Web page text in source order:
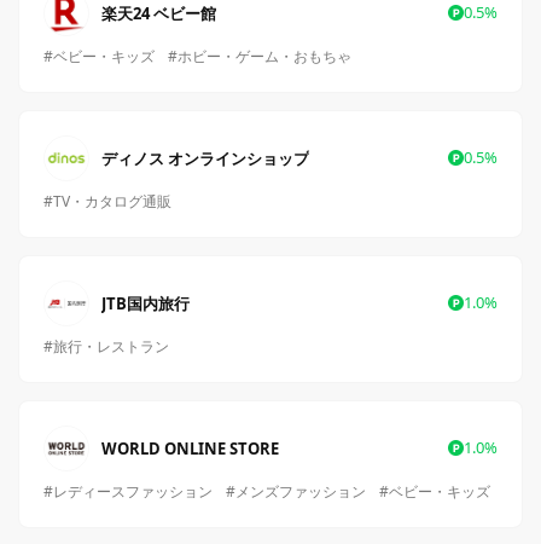
楽天24 ベビー館 0.5%
#ベビー・キッズ #ホビー・ゲーム・おもちゃ
ディノス オンラインショップ 0.5%
#TV・カタログ通販
JTB国内旅行 1.0%
#旅行・レストラン
WORLD ONLINE STORE 1.0%
#レディースファッション #メンズファッション #ベビー・キッズ